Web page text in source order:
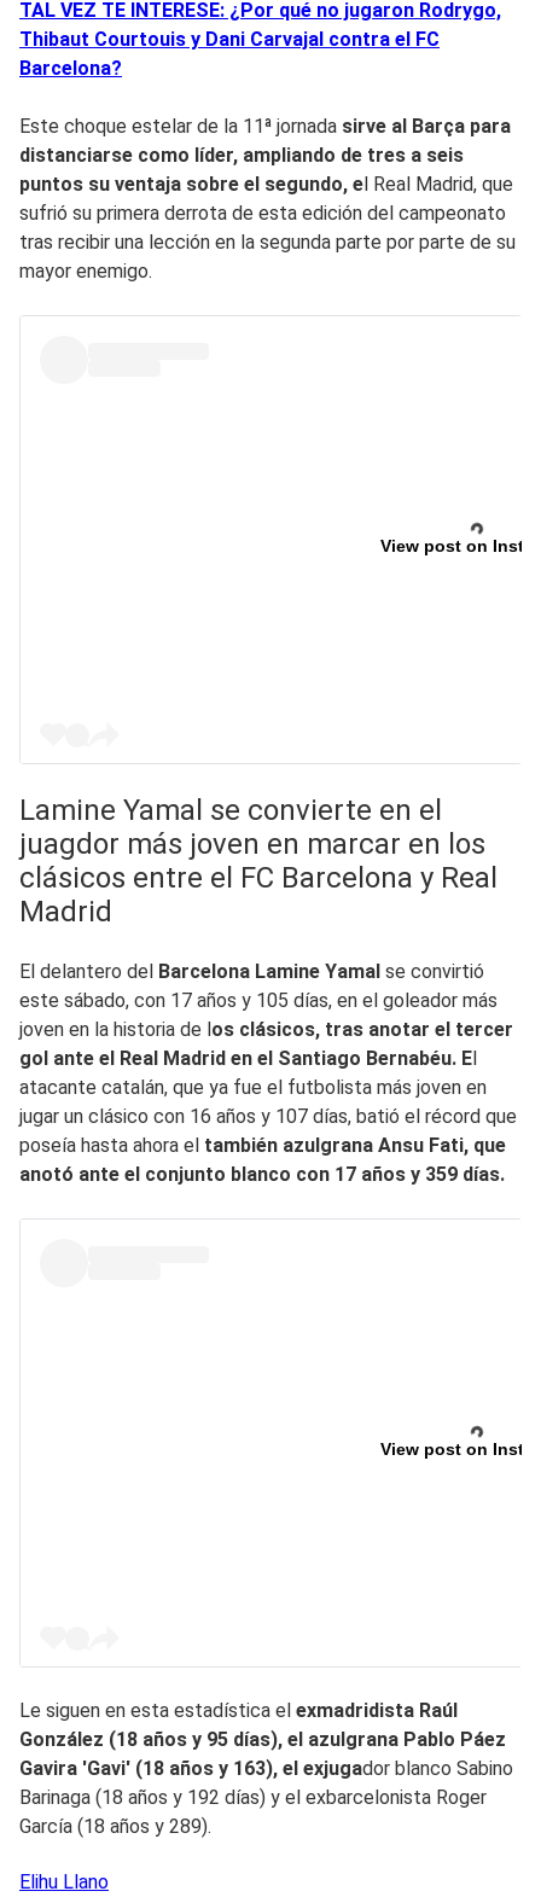
TAL VEZ TE INTERESE: ¿Por qué no jugaron Rodrygo,
Thibaut Courtouis y Dani Carvajal contra el FC
Barcelona?
Este choque estelar de la 11ª jornada sirve al Barça para
distanciarse como líder, ampliando de tres a seis
puntos su ventaja sobre el segundo, el Real Madrid, que
sufrió su primera derrota de esta edición del campeonato
tras recibir una lección en la segunda parte por parte de su
mayor enemigo.
View post on
Lamine Yamal se convierte en el
juagdor más joven en marcar en los
clásicos entre el FC Barcelona y Real
Madrid
El delantero del Barcelona Lamine Yamal se convirtió
este sábado, con 17 años y 105 días, en el goleador más
joven en la historia de los clásicos, tras anotar el tercer
gol ante el Real Madrid en el Santiago Bernabéu. El
atacante catalán, que ya fue el futbolista más joven en
jugar un clásico con 16 años y 107 días, batió el récord que
poseía hasta ahora el también azulgrana Ansu Fati, que
anotó ante el conjunto blanco con 17 años y 359 días.
View post on
Le siguen en esta estadística el exmadridista Raúl
González (18 años y 95 días), el azulgrana Pablo Páez
Gavira 'Gavi' (18 años y 163), el exjugador blanco Sabino
Barinaga (18 años y 192 días) y el exbarcelonista Roger
García (18 años y 289).
Elihu Llano